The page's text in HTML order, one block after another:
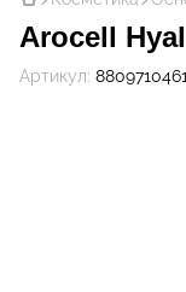
Arocell
Артикул: